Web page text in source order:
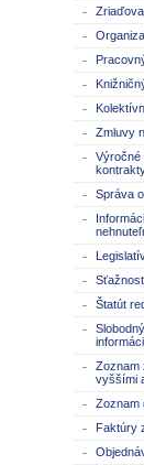
Zmluvy
Výročné
Správa
Štatút
Zoznam
vyššími
Zoznam
Faktúry